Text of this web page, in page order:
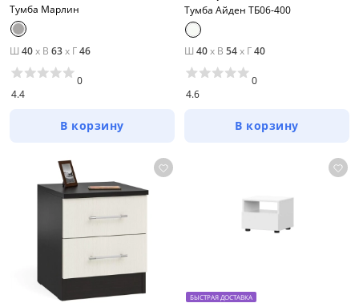
Тумба Марлин
Ш 40x В 63x Г46
4.4
0
В корзину
Тумба Айден ТБ06-400
Ш 40x В 54x Г40
4.6
0
В корзину
БЫСТРАЯ ДОСТАВКА